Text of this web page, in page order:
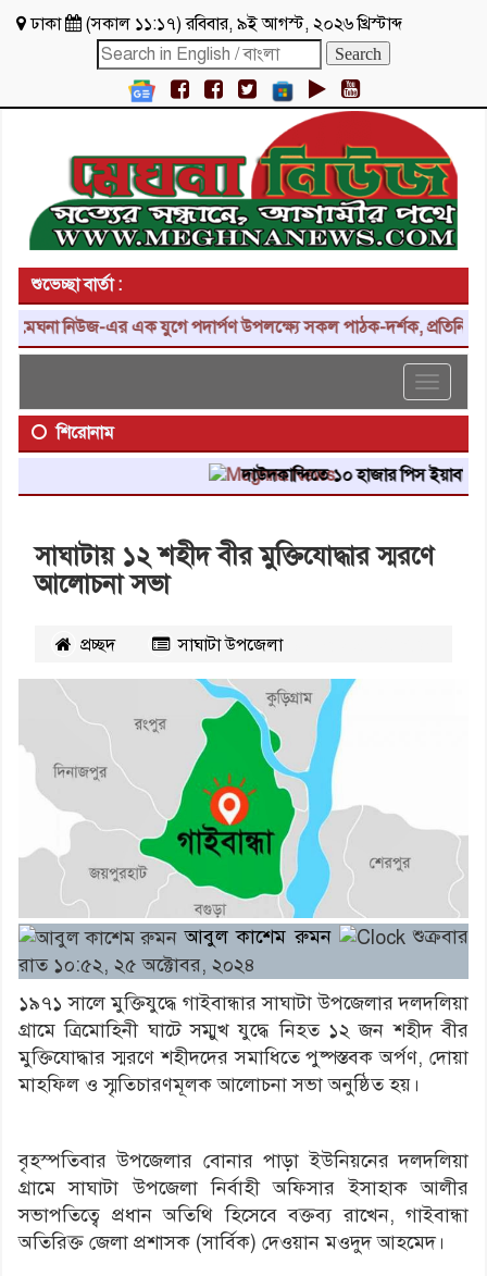
ঢাকা (সকাল ১১:১৭)রবিবার, ৯ই আগস্ট, ২০২৬ খ্রিস্টাব্দ
শুভেচ্ছা বার্তা :
নিউজ-এর এক যুগে পদার্পণ উপলক্ষ্যে সকল পাঠক-দর্শক, প্রতিনিধি,
Toggle
শিরোনাম
দাউদকান্দিতে ১০ হাজার পিস ইয়াবা
সাঘাটায় ১২ শহীদ বীর মুক্তিযোদ্ধার স্মরণে
আলোচনা সভা
প্রচ্ছদ সাঘাটা উপজেলা
আবুল কাশেম রুমন
শুক্রবার
রাত ১০:৫২, ২৫ অক্টোবর, ২০২৪
১৯৭১ সালে মুক্তিযুদ্ধে গাইবান্ধার সাঘাটা উপজেলার দলদলিয়া
গ্রামে ত্রিমোহিনী ঘাটে সম্মুখ যুদ্ধে নিহত ১২ জন শহীদ বীর
মুক্তিযোদ্ধার স্মরণে শহীদদের সমাধিতে পুষ্পস্তবক অর্পণ, দোয়া
মাহফিল ও স্মৃতিচারণমূলক আলোচনা সভা অনুষ্ঠিত হয়।
বৃহস্পতিবার উপজেলার বোনার পাড়া ইউনিয়নের দলদলিয়া
গ্রামে সাঘাটা উপজেলা নির্বাহী অফিসার ইসাহাক আলীর
সভাপতিত্বে প্রধান অতিথি হিসেবে বক্তব্য রাখেন, গাইবান্ধা
অতিরিক্ত জেলা প্রশাসক (সার্বিক) দেওয়ান মওদুদ আহমেদ।